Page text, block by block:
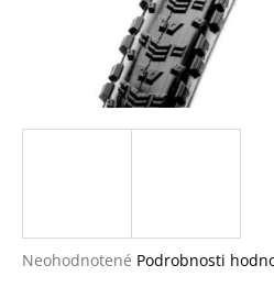
Priemerné
Neohodnotené Podrobnosti